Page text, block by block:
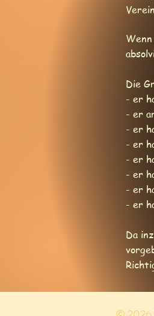
Die
- er
- er
- er
- er
- er
- er
- er
- er
Da